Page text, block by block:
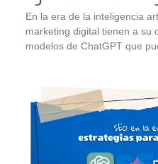
En la era de la inteligencia
marketing digital tienen a su
modelos de ChatGPT que